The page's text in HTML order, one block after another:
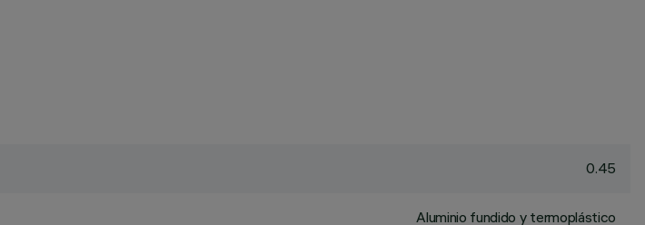
0.45
Aluminio fundido y termoplástico